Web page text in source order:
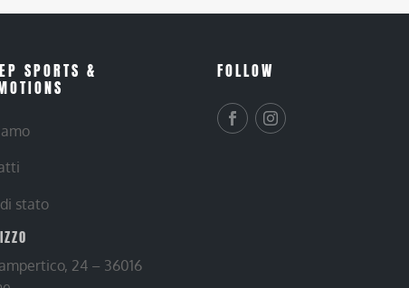
SPORTS &
stato
24 – 36016
FOLLOW